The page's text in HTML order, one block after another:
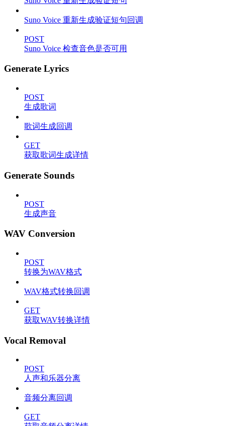
Suno Voice 重新生成验证短句回调
POST
Suno Voice 检查音色是否可用
Generate Lyrics
POST
生成歌词
歌词生成回调
GET
获取歌词生成详情
Generate Sounds
POST
生成声音
WAV Conversion
POST
转换为WAV格式
WAV格式转换回调
GET
获取WAV转换详情
Vocal Removal
POST
人声和乐器分离
音频分离回调
GET